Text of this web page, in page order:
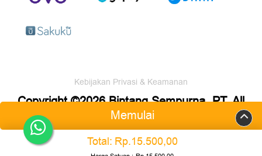
Total: Rp.15.500,00
Memulai
Kebijakan Privasi & Keamanan
Copyright ©2026 Bintang Sempurna, PT. All
Rights Reserved.